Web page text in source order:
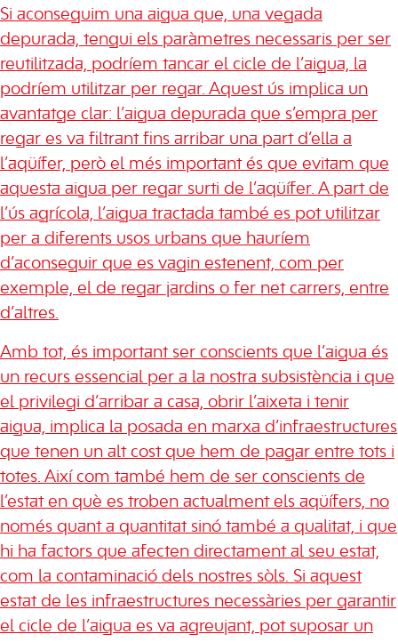
Si aconseguim una aigua que, una vegada
depurada, tengui els paràmetres necessaris per ser
reutilitzada, podríem tancar el cicle de l’aigua, la
podríem utilitzar per regar. Aquest ús implica un
avantatge clar: l’aigua depurada que s’empra per
regar es va filtrant fins arribar una part d’ella a
l’aqüífer, però el més important és que evitam que
aquesta aigua per regar surti de l’aqüífer. A part de
l’ús agrícola, l’aigua tractada també es pot utilitzar
per a diferents usos urbans que hauríem
d’aconseguir que es vagin estenent, com per
exemple, el de regar jardins o fer net carrers, entre
d’altres.
Amb tot, és important ser conscients que l’aigua és
un recurs essencial per a la nostra subsistència i que
el privilegi d’arribar a casa, obrir l’aixeta i tenir
aigua, implica la posada en marxa d’infraestructures
que tenen un alt cost que hem de pagar entre tots i
totes. Així com també hem de ser conscients de
l’estat en què es troben actualment els aqüífers, no
només quant a quantitat sinó també a qualitat, i que
hi ha factors que afecten directament al seu estat,
com la contaminació dels nostres sòls. Si aquest
estat de les infraestructures necessàries per garantir
el cicle de l’aigua es va agreujant, pot suposar un